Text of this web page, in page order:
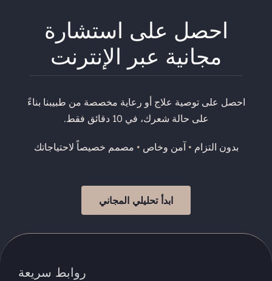
احصل على استشارة
مجانية عبر الإنترنت
احصل على توصية علاج أو رعاية مخصصة من طبيبنا بناءً
على حالة شعرك، في 10 دقائق فقط.
بدون التزام • آمن وخاص • مصمم خصيصاً لاحتياجاتك
ابدأ تحليلي المجاني
روابط سريعة